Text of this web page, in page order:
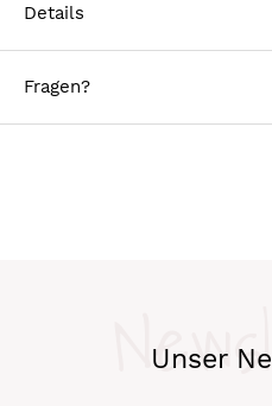
Details
Fragen?
Unser